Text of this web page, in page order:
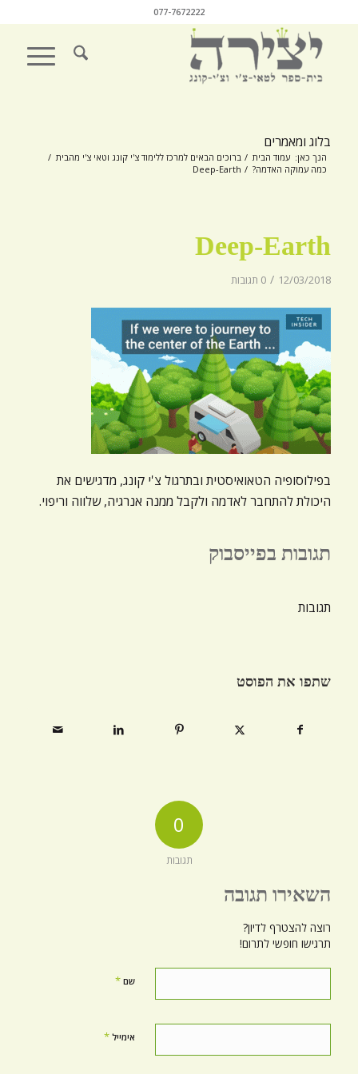
077-7672222
בלוג ומאמרים
הנך כאן: עמוד הבית / ברוכים הבאים למרכז ללימוד צ'י קונג וטאי צ'י מהבית /
כמה עמוקה האדמה? /
Deep-Earth
Deep-Earth
12/03/2018
/ 0 תגובות
בפילוסופיה הטאואיסטית ובתרגול צ'י קונג, מדגישים את
היכולת להתחבר לאדמה ולקבל ממנה אנרגיה, שלווה וריפוי.
תגובות בפייסבוק
תגובות
שתפו את הפוסט
0
תגובות
השאירו תגובה
רוצה להצטרף לדיון?
תרגישו חופשי לתרום!
שם *
אימייל *